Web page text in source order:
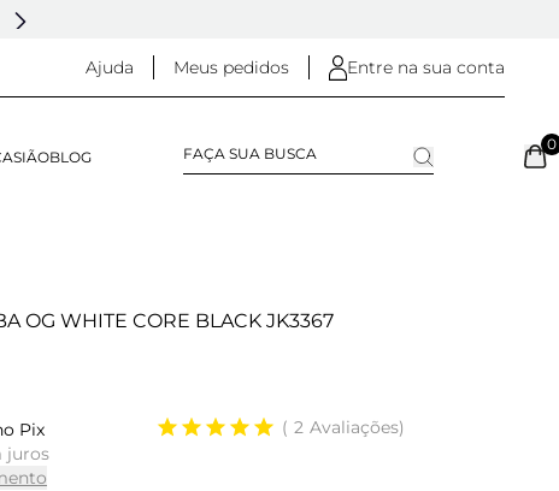
Ajuda Meus pedidos Entre na sua conta
BLOG
0
OG WHITE CORE BLACK JK3367
Pix
juros
2 Avaliações